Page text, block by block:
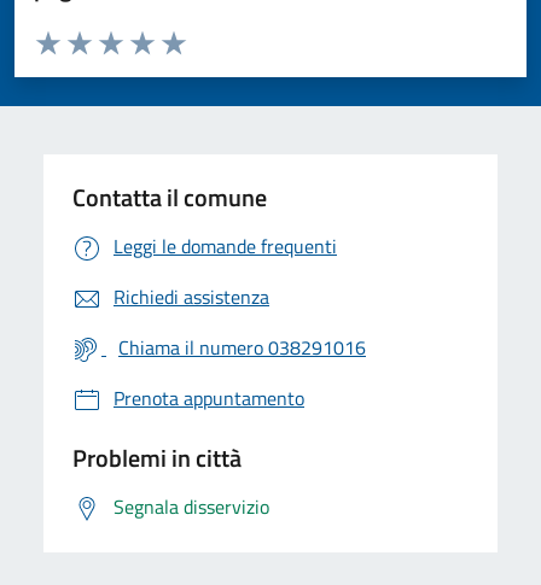
Valuta da 1 a 5 stelle la pagina
Valuta 5 stelle su 5
Valuta 4 stelle su 5
Valuta 3 stelle su 5
Valuta 2 stelle su 5
Valuta 1 stelle su 5
Contatta il comune
Leggi le domande frequenti
Richiedi assistenza
Chiama il numero 038291016
Prenota appuntamento
Problemi in città
Segnala disservizio